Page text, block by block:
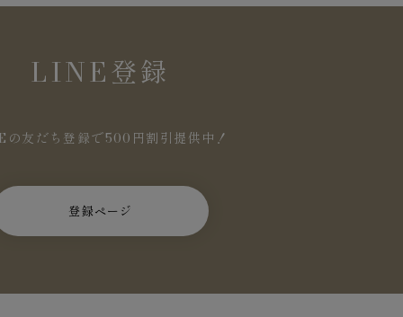
LINE登録
友だち登録で500円割引提供中！
登録ページ